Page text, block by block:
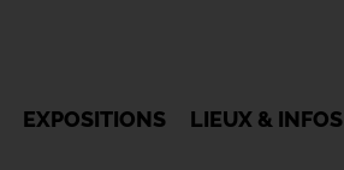
EXPOSITIONS LIEUX & INFOS